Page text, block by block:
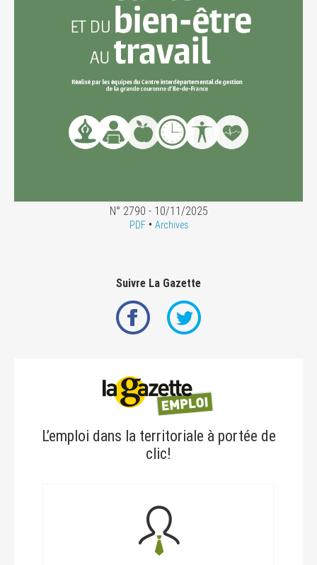
N° 2790 - 10/11/2025
PDF• Archives
Suivre La Gazette
L’emploi dans la territoriale à portée de
clic!